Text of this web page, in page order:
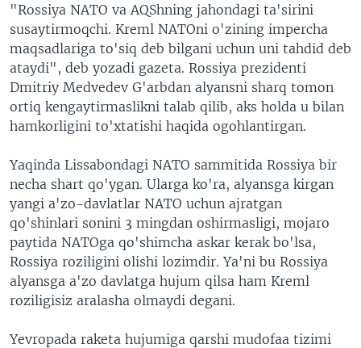
"Rossiya NATO va AQShning jahondagi ta'sirini
susaytirmoqchi. Kreml NATOni o'zining impercha
maqsadlariga to'siq deb bilgani uchun uni tahdid deb
ataydi", deb yozadi gazeta. Rossiya prezidenti
Dmitriy Medvedev G'arbdan alyansni sharq tomon
ortiq kengaytirmaslikni talab qilib, aks holda u bilan
hamkorligini to'xtatishi haqida ogohlantirgan.
Yaqinda Lissabondagi NATO sammitida Rossiya bir
necha shart qo'ygan. Ularga ko'ra, alyansga kirgan
yangi a'zo-davlatlar NATO uchun ajratgan
qo'shinlari sonini 3 mingdan oshirmasligi, mojaro
paytida NATOga qo'shimcha askar kerak bo'lsa,
Rossiya roziligini olishi lozimdir. Ya'ni bu Rossiya
alyansga a'zo davlatga hujum qilsa ham Kreml
roziligisiz aralasha olmaydi degani.
Yevropada raketa hujumiga qarshi mudofaa tizimi